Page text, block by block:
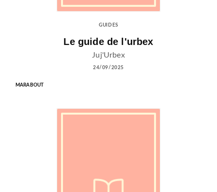
GUIDES
Le guide de l'urbex
Juj'Urbex
24/09/2025
MARABOUT